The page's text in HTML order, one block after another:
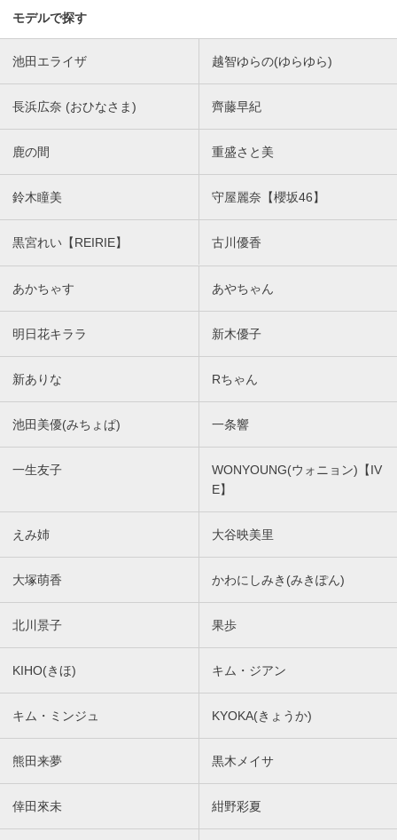
モデルで探す
池田エライザ 越智ゆらの(ゆらゆら)
長浜広奈 (おひなさま) 齊藤早紀
鹿の間 重盛さと美
鈴木瞳美 守屋麗奈【櫻坂46】
黒宮れい【REIRIE】 古川優香
あかちゃす あやちゃん
明日花キララ 新木優子
新ありな Rちゃん
池田美優(みちょぱ) 一条響
一生友子
WONYOUNG(ウォニョン)【IV
E】
えみ姉 大谷映美里
大塚萌香 かわにしみき(みきぽん)
北川景子 果歩
KIHO(きほ) キム・ジアン
キム・ミンジュ KYOKA(きょうか)
熊田来夢 黒木メイサ
倖田來未 紺野彩夏